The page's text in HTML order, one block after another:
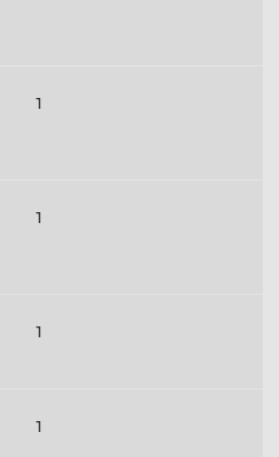
1
1
1
1